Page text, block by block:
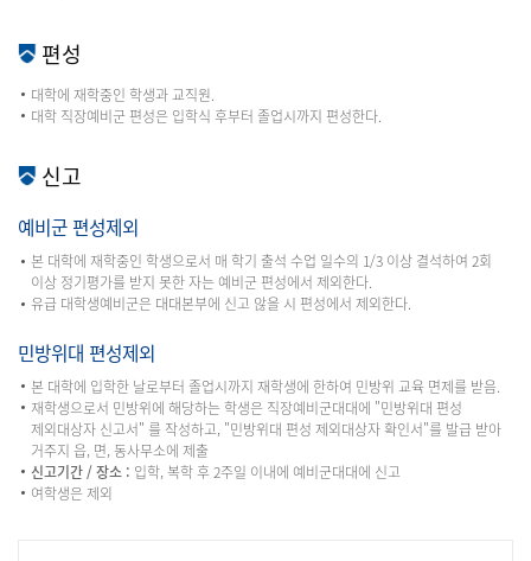
편성
대학에 재학중인 학생과 교직원.
대학 직장예비군 편성은 입학식 후부터 졸업시까지 편성한다.
신고
예비군 편성제외
본 대학에 재학중인 학생으로서 매 학기 출석 수업 일수의 1/3 이상 결석하여 2회
이상 정기평가를 받지 못한 자는 예비군 편성에서 제외한다.
유급 대학생예비군은 대대본부에 신고 않을 시 편성에서 제외한다.
민방위대 편성제외
본 대학에 입학한 날로부터 졸업시까지 재학생에 한하여 민방위 교육 면제를 받음.
재학생으로서 민방위에 해당하는 학생은 직장예비군대대에 "민방위대 편성
제외대상자 신고서" 를 작성하고, "민방위대 편성 제외대상자 확인서"를 발급 받아
거주지 읍, 면, 동사무소에 제출
신고기간 / 장소 : 입학, 복학 후 2주일 이내에 예비군대대에 신고
여학생은 제외